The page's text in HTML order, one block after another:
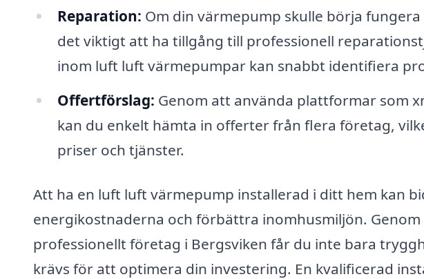
Reparation: Om din värmepump skulle börja
det viktigt att ha tillgång till professionell
inom luft luft värmepumpar kan snabbt identifiera
Offertförslag: Genom att använda plattformar som
kan du enkelt hämta in offerter från flera företag,
priser och tjänster.
Att ha en luft luft värmepump installerad i ditt hem kan
energikostnaderna och förbättra inomhusmiljön.
professionellt företag i Bergsviken får du inte bara
krävs för att optimera din investering. En kvalificerad